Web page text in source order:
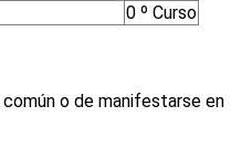
0 º Curso
o de manifestarse en